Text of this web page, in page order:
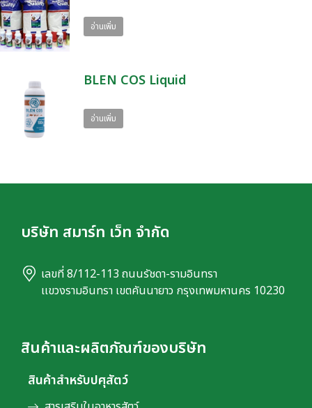
อ่านเพิ่ม
BLEN COS Liquid
อ่านเพิ่ม
บริษัท สมาร์ท เว็ท จำกัด
เลขที่ 8/112-113 ถนนรัชดา-รามอินทรา
เเขวงรามอินทรา เขตคันนายาว กรุงเทพมหานคร 10230
สินค้าและผลิตภัณฑ์ของบริษัท
สินค้าสำหรับปศุสัตว์